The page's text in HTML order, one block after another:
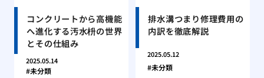
コンクリートから高機能
へ進化する汚水枡の世界
とその仕組み
2025.05.14
未分類
排水溝つまり修理費用の
内訳を徹底解説
2025.05.12
未分類